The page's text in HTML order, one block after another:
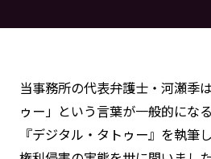
当事務所の代表弁護士・河瀬季
ゥー」という言葉が一般的にな
『デジタル・タトゥー』を執筆